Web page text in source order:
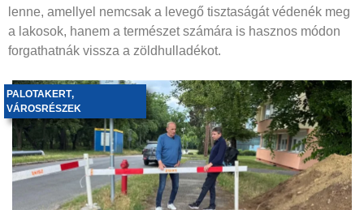
lenne, amellyel nemcsak a levegő tisztaságát védenék meg
a lakosok, hanem a természet számára is hasznos módon
forgathatnák vissza a zöldhulladékot.
PALOTAKERT,
VÁROSRÉSZEK